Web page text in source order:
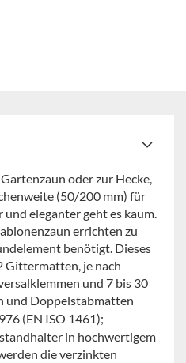
oder zur Hecke,
(50/200 mm) für
eleganter geht es kaum.
errichten zu
benötigt. Dieses
Gittermatten, je nach
und 7 bis 30
und Doppelstabmatten
(EN ISO 1461);
in hochwertigem
die verzinkten